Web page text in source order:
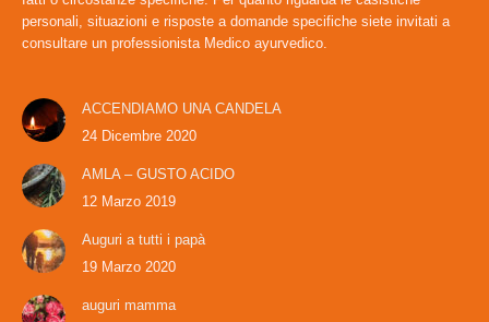
personali, situazioni e risposte a domande specifiche siete invitati a
consultare un professionista Medico ayurvedico.
ACCENDIAMO UNA CANDELA
24 Dicembre 2020
AMLA – GUSTO ACIDO
12 Marzo 2019
Auguri a tutti i papà
19 Marzo 2020
auguri mamma